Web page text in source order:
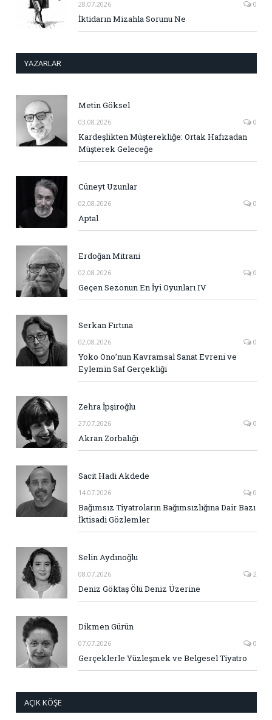
28.07.2026 0
İktidarın Mizahla Sorunu Ne
YAZARLAR
Metin Göksel
03.08.2026 0
Kardeşlikten Müşterekliğe: Ortak Hafızadan
Müşterek Geleceğe
Cüneyt Uzunlar
02.08.2026 0
Aptal
Erdoğan Mitrani
02.08.2026 0
Geçen Sezonun En İyi Oyunları IV
Serkan Fırtına
02.08.2026 0
Yoko Ono’nun Kavramsal Sanat Evreni ve
Eylemin Saf Gerçekliği
Zehra İpşiroğlu
27.07.2026 0
Akran Zorbalığı
Sacit Hadi Akdede
14.07.2026 0
Bağımsız Tiyatroların Bağımsızlığına Dair Bazı
İktisadi Gözlemler
Selin Aydınoğlu
08.07.2026 2
Deniz Göktaş Ölü Deniz Üzerine
Dikmen Gürün
07.07.2026 0
Gerçeklerle Yüzleşmek ve Belgesel Tiyatro
AÇIK KÖŞE